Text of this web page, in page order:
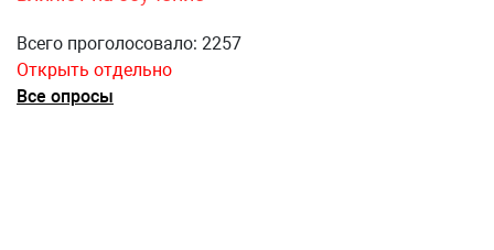
Всего проголосовало: 2257
Открыть отдельно
Все опросы